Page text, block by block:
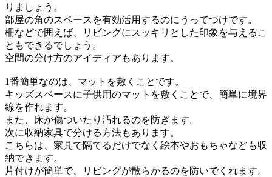
りましょう。
部屋の角のスペースを有効活用するのにうってつけです。
柵などで囲えば、リビングにスッキリとした印象を与えるこ
ともできるでしょう。
空間の分け方のアイディアもあります。
1番簡単なのは、マットを敷くことです。
キッズスペースに子供用のマットを敷くことで、簡単に境界
線を作れます。
また、床が傷ついたり汚れるのを防ぎます。
次に収納家具で分ける方法もあります。
こちらは、家具で隔てるだけでなく絵本やおもちゃなども収
納できます。
片付けが簡単で、リビングが散らかるのを防いでくれます。